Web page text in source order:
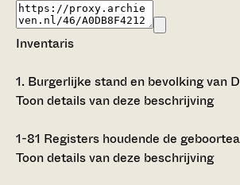
Inventaris
1. Burgerlijke stand en bevolking van
Toon details van deze beschrijving
1-81 Registers houdende de
Toon details van deze beschrijving